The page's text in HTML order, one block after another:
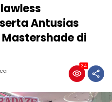
Antusias
di
34